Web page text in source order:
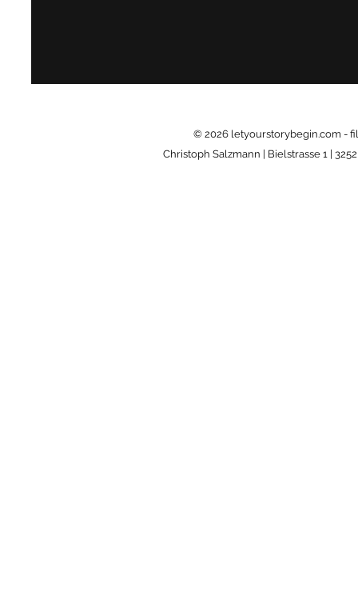
© 2026 letyourstorybegin.com -
Christoph Salzmann | Bielstrasse 1 |